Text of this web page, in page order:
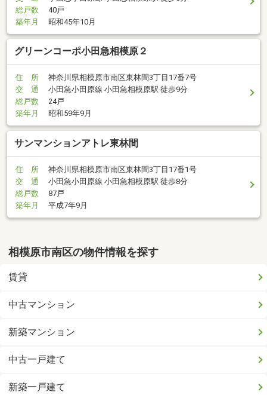
総戸数
40戸
築年月
昭和45年10月
グリーンコーポ小田急相模原２
住 所
神奈川県相模原市南区東林間3丁目17番7号
交 通
小田急小田原線 小田急相模原駅 徒歩9分
総戸数
24戸
築年月
昭和59年9月
サンマンションアトレ東林間
住 所
神奈川県相模原市南区東林間3丁目17番1号
交 通
小田急小田原線 小田急相模原駅 徒歩8分
総戸数
87戸
築年月
平成7年9月
相模原市南区の物件情報を探す
賃貸
中古マンション
新築マンション
中古一戸建て
新築一戸建て